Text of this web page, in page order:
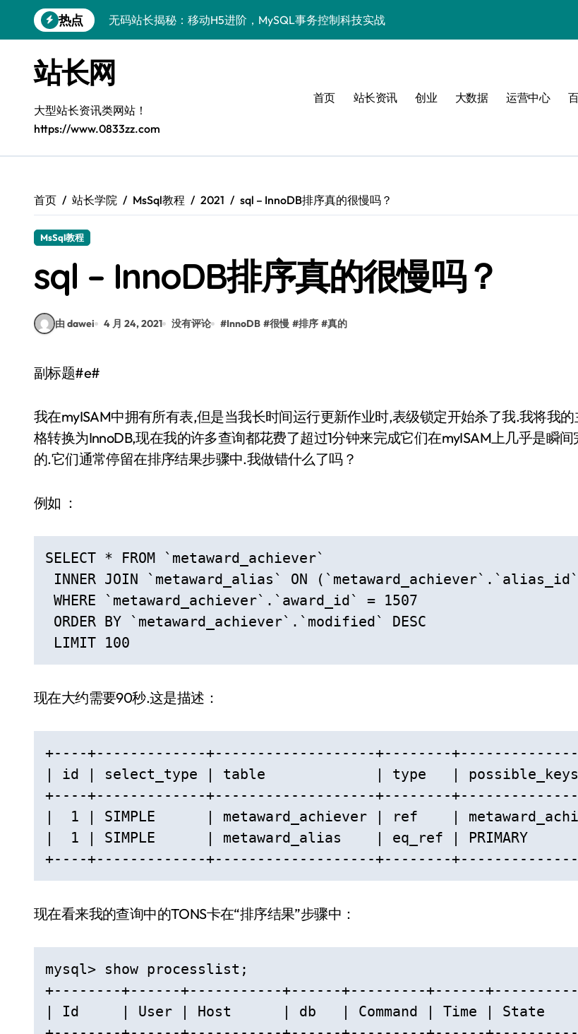
到
热点
无码站长揭秘：移动H5进阶，MySQL事务控制科技实战
MySQL进阶实战：解锁后端事务处理与科技性能优化秘籍
技术赋能站长：MySQL事务控制深度解析与高效实战技巧
MySQL技术精要：后端事务掌控与科技驱动性能跃升实战
全栈视角：MySQL事务处理与控制，站长技术进阶必备
移动H5站长进阶：MySQL事务控制科技实战精要解析
量子科技视角下：MySQL事务控制与风控合规的算法级解析
站长网
大型站长资讯类网站！
https://www.0833zz.com
首页 站长资讯 创业 大数据 运营中心
首页 站长学院 MsSql教程 2021 sql – InnoDB排序真的很慢吗？
MsSql教程
sql – InnoDB排序真的很慢吗？
由 dawei 4 月 24, 2021 没有评论 #InnoDB #很慢 #排序 #真的
副标题#e#
我在myISAM中拥有所有表,但是当我长时间运行更新作业时,表级锁定开始杀了我.我将我的
格转换为InnoDB,现在我的许多查询都花费了超过1分钟来完成它们在myISAM上几乎是瞬间
的.它们通常停留在排序结果步骤中.我做错什么了吗？
例如 ：
SELECT * FROM `metaward_achiever`
INNER JOIN `metaward_alias` ON
WHERE `metaward_achiever`.`award_id` = 1507
ORDER BY `metaward_achiever`.`modified` DESC
LIMIT 100
现在大约需要90秒.这是描述：
+----+-------------+-------------------+--------
| id | select_type | table             | type   |
+----+-------------+-------------------+--------
|  1 | SIMPLE      | metaward_achiever | ref    |
|  1 | SIMPLE      | metaward_alias    | eq_ref |
+----+-------------+-------------------+--------
现在看来我的查询中的TONS卡在“排序结果”步骤中：
mysql> show processlist;
+--------+------+-----------+------+---------+------
| Id     | User | Host      | db   | Command |